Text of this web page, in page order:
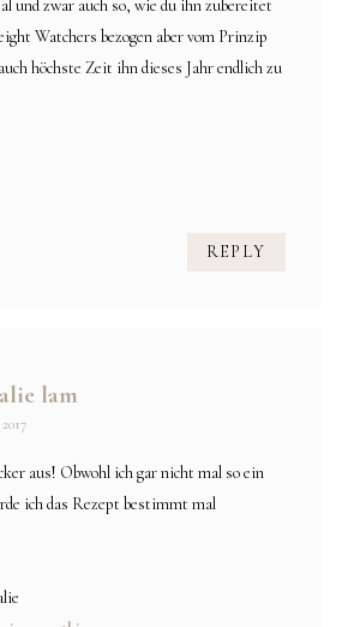
und zwar auch so, wie du ihn zubereitet
Watchers bezogen aber vom Prinzip
höchste Zeit ihn dieses Jahr endlich zu
REPLY
lam
aus! Obwohl ich gar nicht mal so ein
ich das Rezept bestimmt mal